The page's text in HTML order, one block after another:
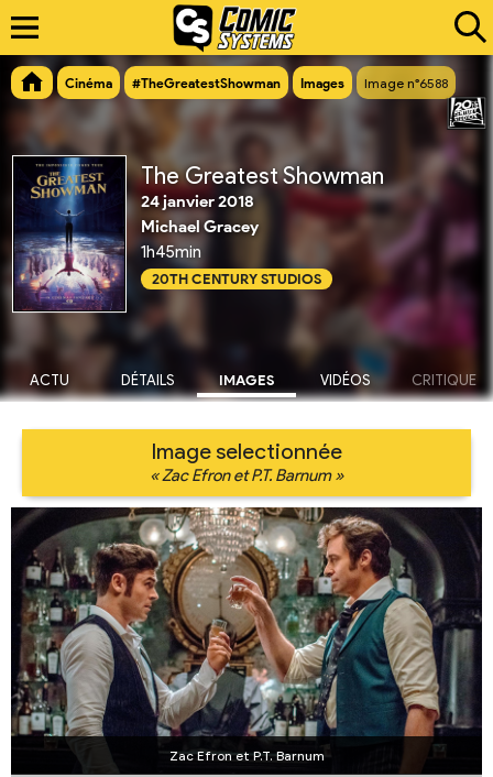
Cinéma #TheGreatestShowman Images Image n°6588
The Greatest Showman
24 janvier 2018
Michael Gracey
1h45min
20TH CENTURY STUDIOS
ACTU DÉTAILS IMAGES VIDÉOS CRITIQUE
Image selectionnée
« Zac Efron et P.T. Barnum »
Zac Efron et P.T. Barnum